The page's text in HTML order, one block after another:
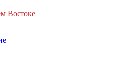
Востоке